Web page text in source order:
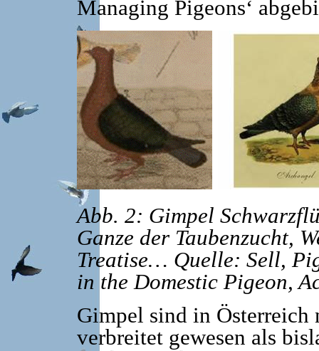
Managing Pigeons‘
Abb. 2: Gimpel
Ganze der Taubenzucht,
Treatise… Quelle: Sell,
in the Domestic Pigeon,
Gimpel sind in Österreich
verbreitet gewesen als